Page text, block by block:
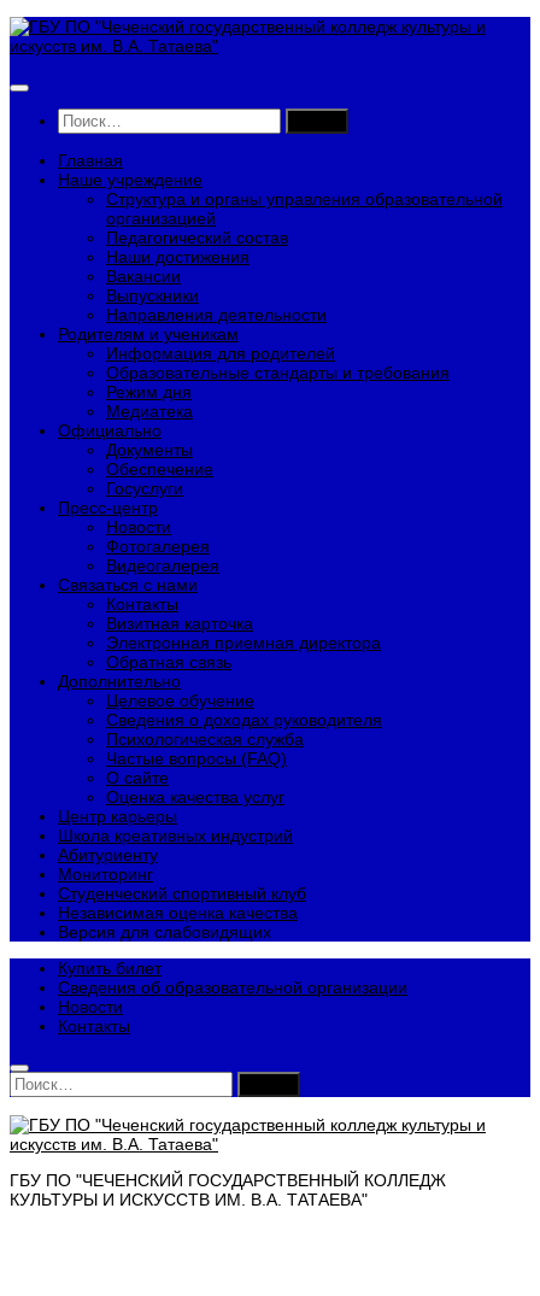
Перейти
к
Найти:
Главная
Наше учреждение
Структура и органы управления образовательной
организацией
Педагогический состав
Наши достижения
Вакансии
Выпускники
Направления деятельности
Родителям и ученикам
Информация для родителей
Образовательные стандарты и требования
Режим дня
Медиатека
Официально
Документы
Обеспечение
Госуслуги
Пресс-центр
Новости
Фотогалерея
Видеогалерея
Связаться с нами
Контакты
Визитная карточка
Электронная приемная директора
Обратная связь
Дополнительно
Целевое обучение
Сведения о доходах руководителя
Психологическая служба
Частые вопросы (FAQ)
О сайте
Оценка качества услуг
Центр карьеры
Школа креативных индустрий
Абитуриенту
Мониторинг
Студенческий спортивный клуб
Независимая оценка качества
Версия для слабовидящих
Купить билет
Сведения об образовательной организации
Новости
Контакты
Найти:
ГБУ ПО "ЧЕЧЕНСКИЙ ГОСУДАРСТВЕННЫЙ КОЛЛЕДЖ
КУЛЬТУРЫ И ИСКУССТВ ИМ. В.А. ТАТАЕВА"